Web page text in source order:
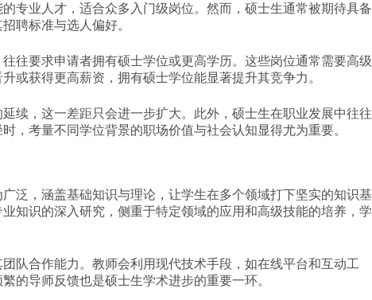
专业人才，适合众多入门级岗位。然而，硕士生通常被期待具备
聘标准与选人偏好。
往要求申请者拥有硕士学位或更高学历。这些岗位通常需要高级
或获得更高薪资，拥有硕士学位能显著提升其竞争力。
续，这一差距只会进一步扩大。此外，硕士生在职业发展中往往
，考量不同学位背景的职场价值与社会认知显得尤为重要。
泛，涵盖基础知识与理论，让学生在多个领域打下坚实的知识基
知识的深入研究，侧重于特定领域的应用和高级技能的培养，学
队合作能力。教师会利用现代技术手段，如在线平台和互动工
的导师反馈也是硕士生学术进步的重要一环。